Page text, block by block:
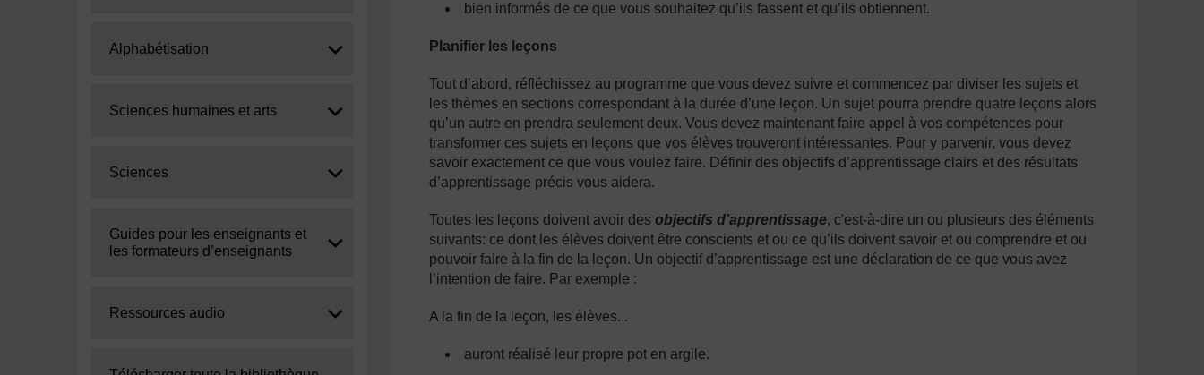
Expand
Alphabétisation
Expand
Sciences humaines et arts
Expand
Sciences
Expand
Guides pour les enseignants et
les formateurs d’enseignants
Expand
Ressources audio
bien informés de ce que vous souhaitez qu’ils fassent et qu’ils obtiennent.
Planifier les leçons
Tout d’abord, réfléchissez au programme que vous devez suivre et commencez par diviser les sujets et
les thèmes en sections correspondant à la durée d’une leçon. Un sujet pourra prendre quatre leçons alors
qu’un autre en prendra seulement deux. Vous devez maintenant faire appel à vos compétences pour
transformer ces sujets en leçons que vos élèves trouveront intéressantes. Pour y parvenir, vous devez
savoir exactement ce que vous voulez faire. Définir des objectifs d’apprentissage clairs et des résultats
d’apprentissage précis vous aidera.
Toutes les leçons doivent avoir desobjectifs d’apprentissage, c'est-à-dire un ou plusieurs des éléments
suivants: ce dont les élèves doivent être conscients et ou ce qu’ils doivent savoir et ou comprendre et ou
pouvoir faire à la fin de la leçon. Un objectif d’apprentissage est une déclaration de ce que vous avez
l’intention de faire. Par exemple :
A la fin de la leçon, les élèves...
auront réalisé leur propre pot en argile.